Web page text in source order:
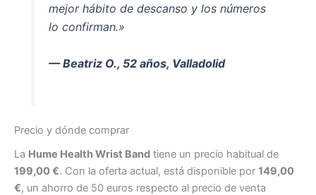
mejor hábito de descanso y los números
lo confirman.»
— Beatriz O., 52 años, Valladolid
Precio y dónde comprar
La Hume Health Wrist Band tiene un precio habitual de
199,00 €. Con la oferta actual, está disponible por 149,00
€, un ahorro de 50 euros respecto al precio de venta